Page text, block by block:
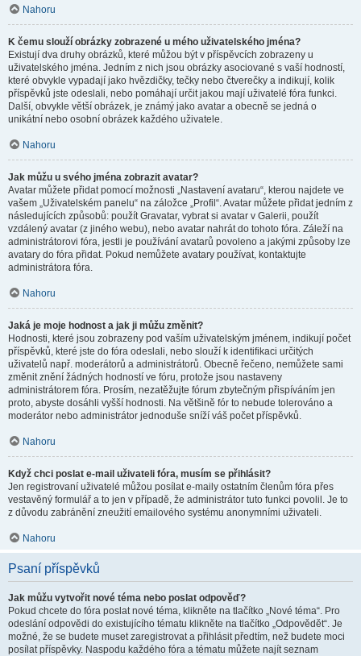
Nahoru
K čemu slouží obrázky zobrazené u mého uživatelského jména?
Existují dva druhy obrázků, které můžou být v příspěvcích zobrazeny u
uživatelského jména. Jedním z nich jsou obrázky asociované s vaší hodností,
které obvykle vypadají jako hvězdičky, tečky nebo čtverečky a indikují, kolik
příspěvků jste odeslali, nebo pomáhají určit jakou mají uživatelé fóra funkci.
Další, obvykle větší obrázek, je známý jako avatar a obecně se jedná o
unikátní nebo osobní obrázek každého uživatele.
Nahoru
Jak můžu u svého jména zobrazit avatar?
Avatar můžete přidat pomocí možnosti „Nastavení avataru“, kterou najdete ve
vašem „Uživatelském panelu“ na záložce „Profil“. Avatar můžete přidat jedním z
následujících způsobů: použít Gravatar, vybrat si avatar v Galerii, použít
vzdálený avatar (z jiného webu), nebo avatar nahrát do tohoto fóra. Záleží na
administrátorovi fóra, jestli je používání avatarů povoleno a jakými způsoby lze
avatary do fóra přidat. Pokud nemůžete avatary používat, kontaktujte
administrátora fóra.
Nahoru
Jaká je moje hodnost a jak ji můžu změnit?
Hodnosti, které jsou zobrazeny pod vaším uživatelským jménem, indikují počet
příspěvků, které jste do fóra odeslali, nebo slouží k identifikaci určitých
uživatelů např. moderátorů a administrátorů. Obecně řečeno, nemůžete sami
změnit znění žádných hodností ve fóru, protože jsou nastaveny
administrátorem fóra. Prosím, nezatěžujte fórum zbytečným přispíváním jen
proto, abyste dosáhli vyšší hodnosti. Na většině fór to nebude tolerováno a
moderátor nebo administrátor jednoduše sníží váš počet příspěvků.
Nahoru
Když chci poslat e-mail uživateli fóra, musím se přihlásit?
Jen registrovaní uživatelé můžou posílat e-maily ostatním členům fóra přes
vestavěný formulář a to jen v případě, že administrátor tuto funkci povolil. Je to
z důvodu zabránění zneužití emailového systému anonymními uživateli.
Nahoru
Psaní příspěvků
Jak můžu vytvořit nové téma nebo poslat odpověď?
Pokud chcete do fóra poslat nové téma, klikněte na tlačítko „Nové téma“. Pro
odeslání odpovědi do existujícího tématu klikněte na tlačítko „Odpovědět“. Je
možné, že se budete muset zaregistrovat a přihlásit předtím, než budete moci
posílat příspěvky. Naspodu každého fóra a tématu můžete najít seznam